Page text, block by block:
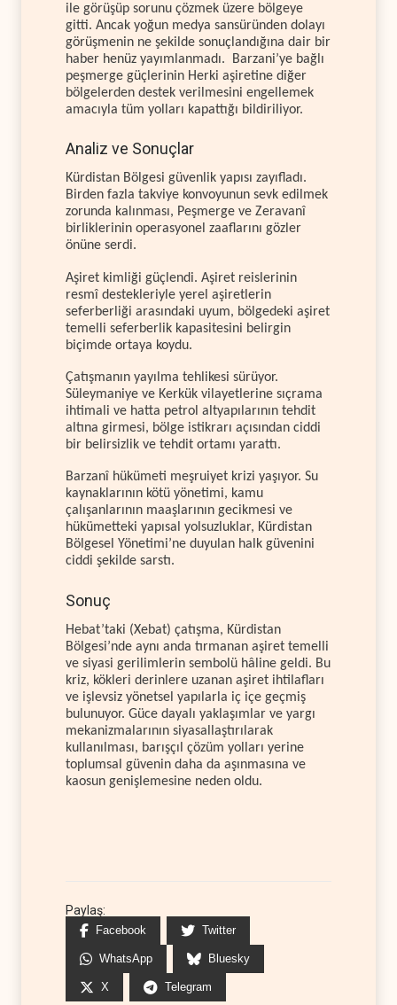
ile görüşüp sorunu çözmek üzere bölgeye
gitti. Ancak yoğun medya sansüründen dolayı
görüşmenin ne şekilde sonuçlandığına dair bir
haber henüz yayımlanmadı. Barzani’ye bağlı
peşmerge güçlerinin Herki aşiretine diğer
bölgelerden destek verilmesini engellemek
amacıyla tüm yolları kapattığı bildiriliyor.
Analiz ve Sonuçlar
Kürdistan Bölgesi güvenlik yapısı zayıfladı.
Birden fazla takviye konvoyunun sevk edilmek
zorunda kalınması, Peşmerge ve Zeravanî
birliklerinin operasyonel zaaflarını gözler
önüne serdi.
Aşiret kimliği güçlendi. Aşiret reislerinin
resmî destekleriyle yerel aşiretlerin
seferberliği arasındaki uyum, bölgedeki aşiret
temelli seferberlik kapasitesini belirgin
biçimde ortaya koydu.
Çatışmanın yayılma tehlikesi sürüyor.
Süleymaniye ve Kerkük vilayetlerine sıçrama
ihtimali ve hatta petrol altyapılarının tehdit
altına girmesi, bölge istikrarı açısından ciddi
bir belirsizlik ve tehdit ortamı yarattı.
Barzanî hükümeti meşruiyet krizi yaşıyor. Su
kaynaklarının kötü yönetimi, kamu
çalışanlarının maaşlarının gecikmesi ve
hükümetteki yapısal yolsuzluklar, Kürdistan
Bölgesel Yönetimi’ne duyulan halk güvenini
ciddi şekilde sarstı.
Sonuç
Hebat’taki (Xebat) çatışma, Kürdistan
Bölgesi’nde aynı anda tırmanan aşiret temelli
ve siyasi gerilimlerin sembolü hâline geldi. Bu
kriz, kökleri derinlere uzanan aşiret ihtilafları
ve işlevsiz yönetsel yapılarla iç içe geçmiş
bulunuyor. Güce dayalı yaklaşımlar ve yargı
mekanizmalarının siyasallaştırılarak
kullanılması, barışçıl çözüm yolları yerine
toplumsal güvenin daha da aşınmasına ve
kaosun genişlemesine neden oldu.
Paylaş:
Facebook Twitter
WhatsApp Bluesky
X Telegram